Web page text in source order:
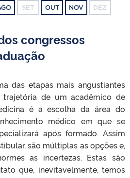
SET OUT NOV DEZ
congressos
das etapas mais angustiantes
trajetória de um acadêmico de
é a escolha da área do
médico em que se
após formado. Assim
são múltiplas as opções e,
as incertezas. Estas são
que, inevitavelmente, temos